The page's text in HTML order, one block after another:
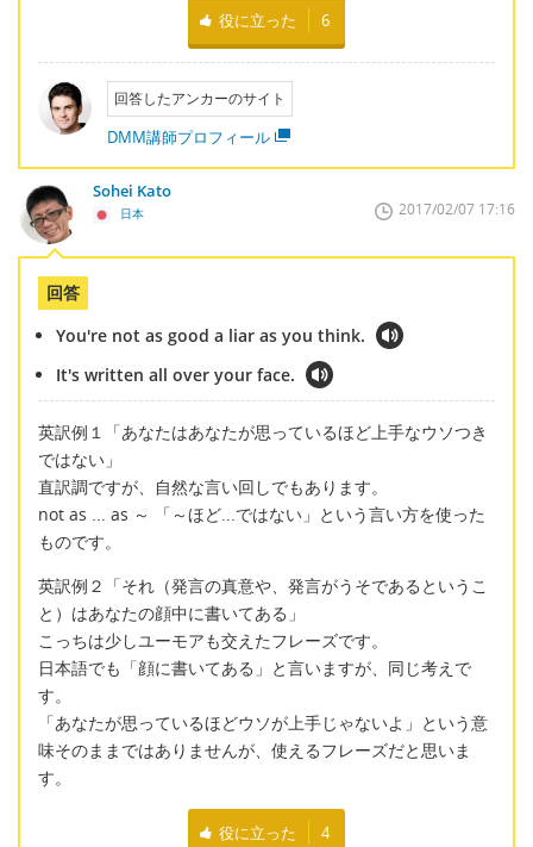
役に立った 6
回答したアンカーのサイト
DMM講師プロフィール
Sohei Kato
日本 2017/02/07 17:16
回答
You're not as good a liar as you think.
It's written all over your face.
英訳例１「あなたはあなたが思っているほど上手なウソつき
ではない」
直訳調ですが、自然な言い回しでもあります。
not as ... as ～ 「～ほど...ではない」という言い方を使った
ものです。
英訳例２「それ（発言の真意や、発言がうそであるというこ
と）はあなたの顔中に書いてある」
こっちは少しユーモアも交えたフレーズです。
日本語でも「顔に書いてある」と言いますが、同じ考えで
す。
「あなたが思っているほどウソが上手じゃないよ」という意
味そのままではありませんが、使えるフレーズだと思いま
す。
役に立った 4